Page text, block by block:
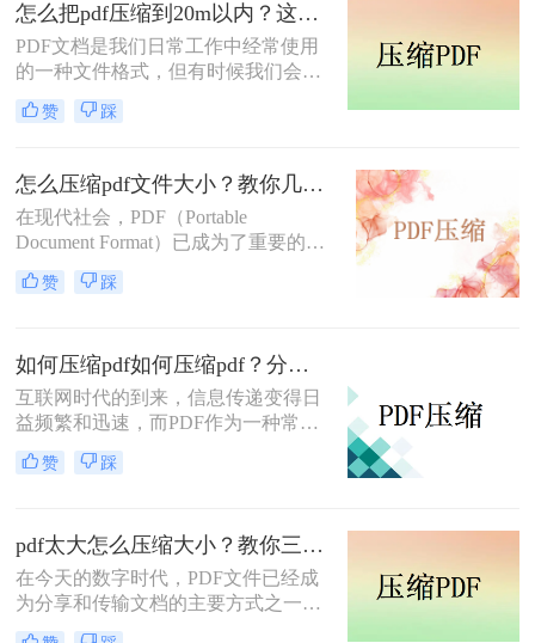
的指南和技巧，使您能够快速压缩
PDF文件大小。
怎么把pdf压缩到20m以内？这四种压缩方法快来学~
PDF文档是我们日常工作中经常使用
的一种文件格式，但有时候我们会遇
到PDF文件太大的问题。这个问题很
常见，尤其是在需要发送PDF文件作
可能会造成发送失败或者下载时间过
长的问题。在这篇文章中，我们将为
大家介绍怎么把pdf压缩到20m以内的
方法。
赞 踩
怎么压缩pdf文件大小？教你几种特别实用的方法！
在现代社会，PDF（Portable
Document Format）已成为了重要的文
件格式。然而，由于PDF文件往往较
大，导致文件传输速度慢、存储空间
文件负担，提高工作效率。
赞 踩
如何压缩pdf如何压缩pdf？分享4个实用的pdf压缩方法！
互联网时代的到来，信息传递变得日
益频繁和迅速，而PDF作为一种常见
的文件格式，在工作和学习中扮演着
重要的角色。然而，随着信息的不断
存储困扰和传输速度慢的情况。那
么，如何压缩pdf，以节省存储空间和
加快文件传输速度呢？接下来，本文
赞 踩
pdf太大怎么压缩大小？教你三种简单的压缩方法！
在今天的数字时代，PDF文件已经成
为分享和传输文档的主要方式之一。
然而，有时我们可能会遇到一个尴尬